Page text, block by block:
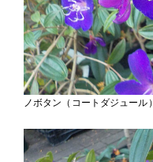
ノボタン（コートダジュール）